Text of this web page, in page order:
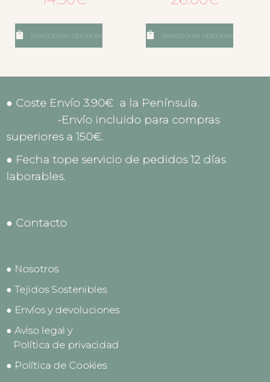
Seleccionar opciones Seleccionar opciones
● Coste Envío 3.90€ a la Península.
-Envío incluido para compras
superiores a 150€.
● Fecha tope servicio de pedidos 12 días
laborables.
● Contacto
● Nosotros
● Tejidos Sostenibles
● Envíos y devoluciones
● Aviso legal y
Política de privacidad
● Política de Cookies